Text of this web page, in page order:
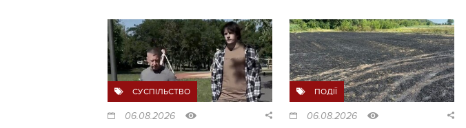
СУСПІЛЬСТВО
06.08.2026
ПОДІЇ
06.08.2026